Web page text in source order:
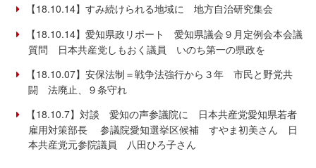
【18.10.14】すみ続けられる地域に 地方自治研究集会
【18.10.14】愛知県政リポート 愛知県議会９月定例会本会議
質問 日本共産党しもおく議員 いのち第一の県政を
【18.10.07】安保法制＝戦争法強行から３年 市民と野党共
闘 法廃止、９条守れ
【18.10.7】対談 愛知の声参議院に 日本共産党愛知県若者
雇用対策部長 参議院愛知選挙区候補 すやま初美さん 日
本共産党元参院議員 八田ひろ子さん